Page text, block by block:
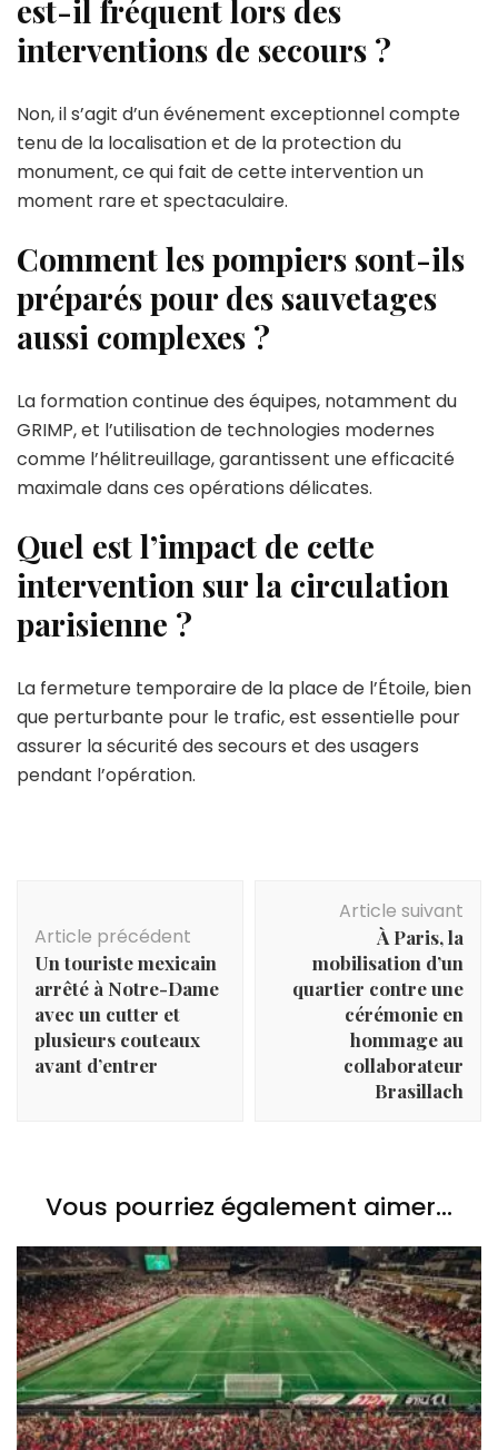
est-il fréquent lors des
interventions de secours ?
Non, il s’agit d’un événement exceptionnel compte
tenu de la localisation et de la protection du
monument, ce qui fait de cette intervention un
moment rare et spectaculaire.
Comment les pompiers sont-ils
préparés pour des sauvetages
aussi complexes ?
La formation continue des équipes, notamment du
GRIMP, et l’utilisation de technologies modernes
comme l’hélitreuillage, garantissent une efficacité
maximale dans ces opérations délicates.
Quel est l’impact de cette
intervention sur la circulation
parisienne ?
La fermeture temporaire de la place de l’Étoile, bien
que perturbante pour le trafic, est essentielle pour
assurer la sécurité des secours et des usagers
pendant l’opération.
d'article
Article précédent
Un touriste mexicain
arrêté à Notre-Dame
avec un cutter et
plusieurs couteaux
avant d’entrer
Article suivant
À Paris, la
mobilisation d’un
quartier contre une
cérémonie en
hommage au
collaborateur
Brasillach
Vous pourriez également aimer...